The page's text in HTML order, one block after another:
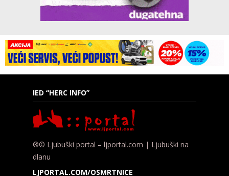
IED “HERC INFO”
®© Ljubuški portal – ljportal.com | Ljubuški na
dlanu
LJPORTAL.COM/OSMRTNICE